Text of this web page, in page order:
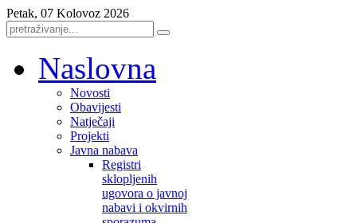
Petak, 07 Kolovoz 2026
Naslovna
Novosti
Obavijesti
Natječaji
Projekti
Javna nabava
Registri
sklopljenih
ugovora o javnoj
nabavi i okvirnih